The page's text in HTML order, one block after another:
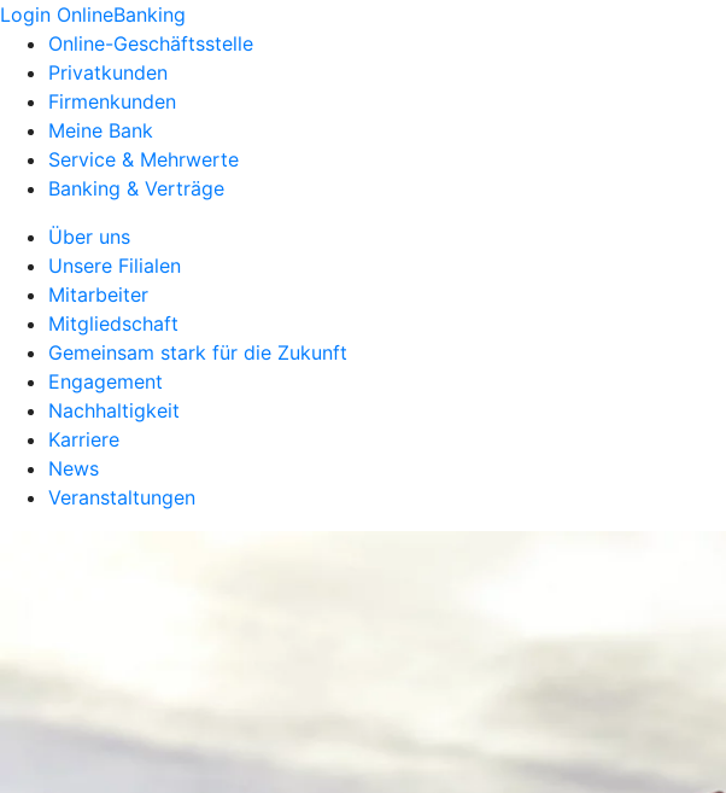
Login OnlineBanking
Online-Geschäftsstelle
Privatkunden
Firmenkunden
Meine Bank
Service & Mehrwerte
Banking & Verträge
Über uns
Unsere Filialen
Mitarbeiter
Mitgliedschaft
Gemeinsam stark für die Zukunft
Engagement
Nachhaltigkeit
Karriere
News
Veranstaltungen